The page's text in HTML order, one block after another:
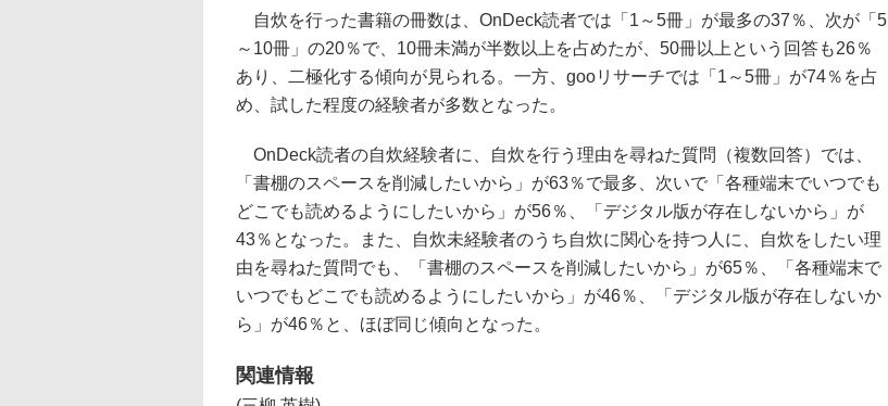
自炊を行った書籍の冊数は、OnDeck読者では「1～5冊」が最多の37％、次が「5
～10冊」の20％で、10冊未満が半数以上を占めたが、50冊以上という回答も26％
あり、二極化する傾向が見られる。一方、gooリサーチでは「1～5冊」が74％を占
め、試した程度の経験者が多数となった。
OnDeck読者の自炊経験者に、自炊を行う理由を尋ねた質問（複数回答）では、
「書棚のスペースを削減したいから」が63％で最多、次いで「各種端末でいつでも
どこでも読めるようにしたいから」が56％、「デジタル版が存在しないから」が
43％となった。また、自炊未経験者のうち自炊に関心を持つ人に、自炊をしたい理
由を尋ねた質問でも、「書棚のスペースを削減したいから」が65％、「各種端末で
いつでもどこでも読めるようにしたいから」が46％、「デジタル版が存在しないか
ら」が46％と、ほぼ同じ傾向となった。
関連情報